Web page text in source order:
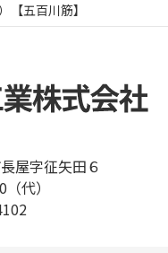
【五百川筋】
屋字征矢田６
代）